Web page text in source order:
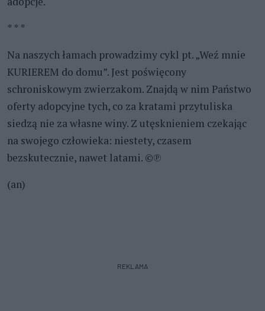
* * *
Na naszych łamach prowadzimy cykl pt. „Weź mnie
KURIEREM do domu”. Jest poświęcony
schroniskowym zwierzakom. Znajdą w nim Państwo
oferty adopcyjne tych, co za kratami przytuliska
siedzą nie za własne winy. Z utęsknieniem czekając
na swojego człowieka: niestety, czasem
bezskutecznie, nawet latami. ©℗
(an)
REKLAMA